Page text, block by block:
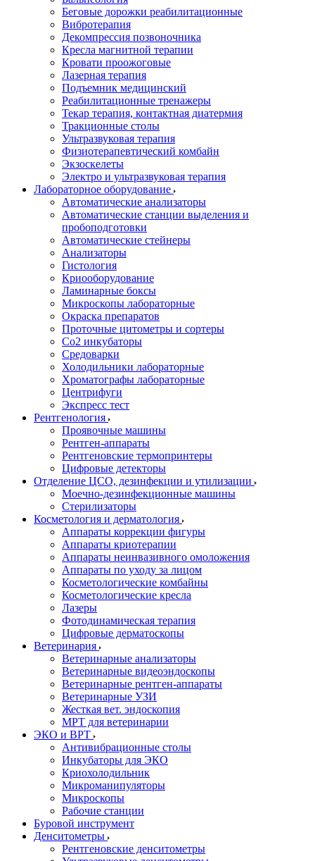
Беговые дорожки реабилитационные
Вибротерапия
Декомпрессия позвоночника
Кресла магнитной терапии
Кровати проожоговые
Лазерная терапия
Подъемник медицинский
Реабилитационные тренажеры
Текар терапия, контактная диатермия
Тракционные столы
Ультразвуковая терапия
Физиотерапевтический комбайн
Экзоскелеты
Электро и ультразвуковая терапия
Лабораторное оборудование
Автоматические анализаторы
Автоматические станции выделения и
пробоподготовки
Автоматические стейнеры
Анализаторы
Гистология
Криооборудование
Ламинарные боксы
Микроскопы лабораторные
Окраска препаратов
Проточные цитометры и сортеры
Со2 инкубаторы
Средоварки
Холодильники лабораторные
Хроматографы лабораторные
Центрифуги
Экспресс тест
Рентгенология
Проявочные машины
Рентген-аппараты
Рентгеновские термопринтеры
Цифровые детекторы
Отделение ЦСО, дезинфекции и утилизации
Моечно-дезинфекционные машины
Стерилизаторы
Косметология и дерматология
Аппараты коррекции фигуры
Аппараты криотерапии
Аппараты неинвазивного омоложения
Аппараты по уходу за лицом
Косметологические комбайны
Косметологические кресла
Лазеры
Фотодинамическая терапия
Цифровые дерматоскопы
Ветеринария
Ветеринарные анализаторы
Ветеринарные видеоэндоскопы
Ветеринарные рентген-аппараты
Ветеринарные УЗИ
Жесткая вет. эндоскопия
МРТ для ветеринарии
ЭКО и ВРТ
Антивибрационные столы
Инкубаторы для ЭКО
Криохолодильник
Микроманипуляторы
Микроскопы
Рабочие станции
Буровой инструмент
Денситометры
Рентгеновские денситометры